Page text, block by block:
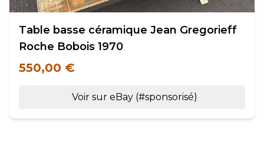
Table basse céramique Jean Gregorieff
Roche Bobois 1970
550,00 €
Voir sur eBay (#sponsorisé)